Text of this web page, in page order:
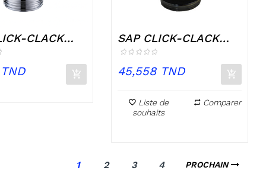
CLACK
SAP CLICK-CLACK
ROND BLACK
Prix
45,558 TND
Liste de
souhaits
Comparer
1 2 3 4 PROCHAIN